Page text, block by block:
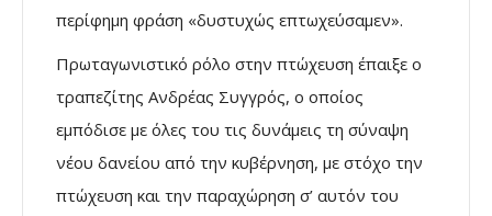
περίφηµη φράση «δυστυχώς επτωχεύσαµεν».
Πρωταγωνιστικό ρόλο στην πτώχευση έπαιξε ο
τραπεζίτης Ανδρέας Συγγρός, ο οποίος
εµπόδισε µε όλες του τις δυνάµεις τη σύναψη
νέου δανείου από την κυβέρνηση, µε στόχο την
πτώχευση και την παραχώρηση σ’ αυτόν του